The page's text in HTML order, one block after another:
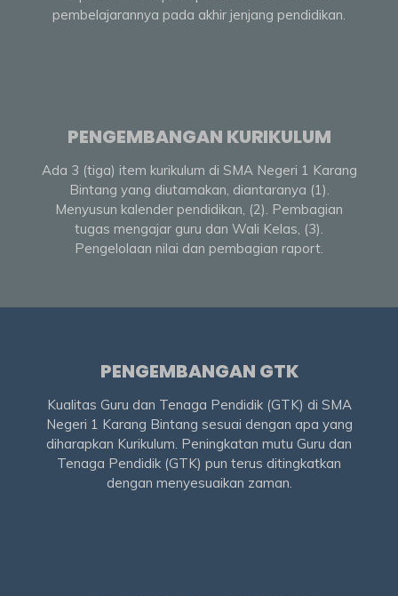
pembelajarannya pada akhir jenjang pendidikan.
PENGEMBANGAN KURIKULUM
Ada 3 (tiga) item kurikulum di SMA Negeri 1 Karang
Bintang yang diutamakan, diantaranya (1).
Menyusun kalender pendidikan, (2). Pembagian
tugas mengajar guru dan Wali Kelas, (3).
Pengelolaan nilai dan pembagian raport.
PENGEMBANGAN GTK
Kualitas Guru dan Tenaga Pendidik (GTK) di SMA
Negeri 1 Karang Bintang sesuai dengan apa yang
diharapkan Kurikulum. Peningkatan mutu Guru dan
Tenaga Pendidik (GTK) pun terus ditingkatkan
dengan menyesuaikan zaman.